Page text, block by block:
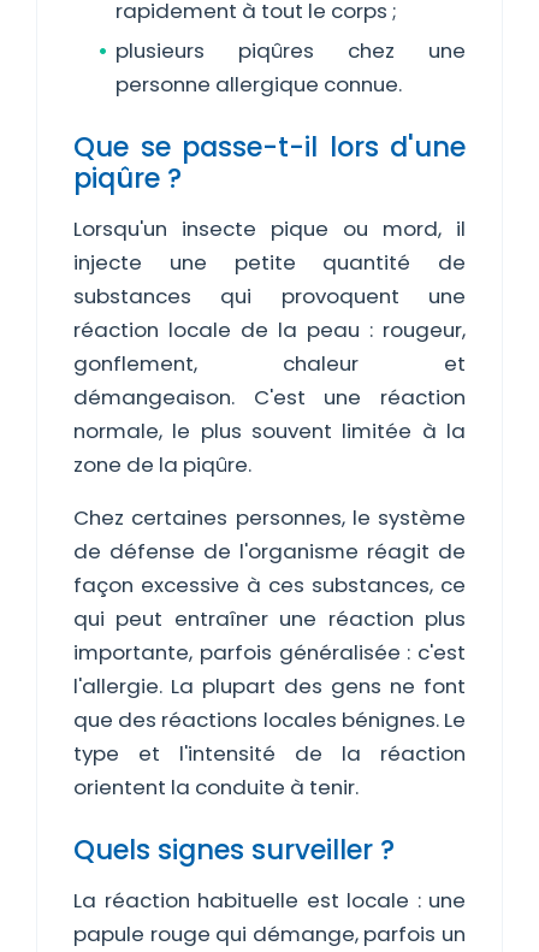
rapidement à tout le corps ;
plusieurs piqûres chez une
personne allergique connue.
Que se passe-t-il lors d'une
piqûre ?
Lorsqu'un insecte pique ou mord, il
injecte une petite quantité de
substances qui provoquent une
réaction locale de la peau : rougeur,
gonflement, chaleur et
démangeaison. C'est une réaction
normale, le plus souvent limitée à la
zone de la piqûre.
Chez certaines personnes, le système
de défense de l'organisme réagit de
façon excessive à ces substances, ce
qui peut entraîner une réaction plus
importante, parfois généralisée : c'est
l'allergie. La plupart des gens ne font
que des réactions locales bénignes. Le
type et l'intensité de la réaction
orientent la conduite à tenir.
Quels signes surveiller ?
La réaction habituelle est locale : une
papule rouge qui démange, parfois un